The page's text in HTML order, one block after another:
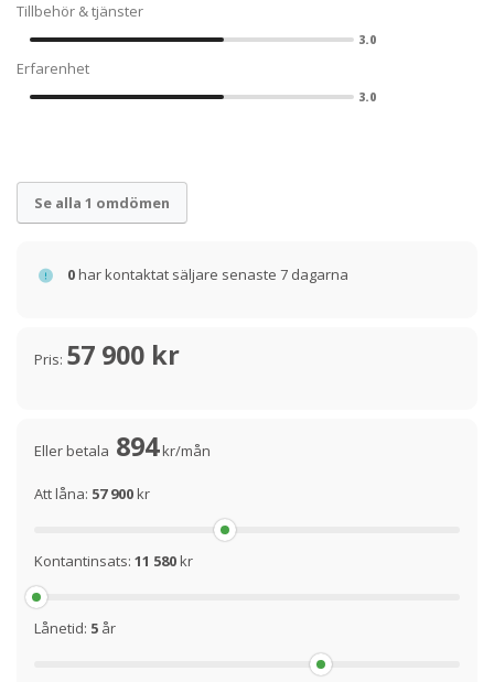
Tillbehör & tjänster
3.0
Erfarenhet
3.0
Se alla 1 omdömen
0har kontaktat säljare senaste 7 dagarna
Pris: 57 900 kr
Eller betala 894kr/mån
Att låna: 57 900kr
Kontantinsats: 11 580kr
Lånetid: 5 år